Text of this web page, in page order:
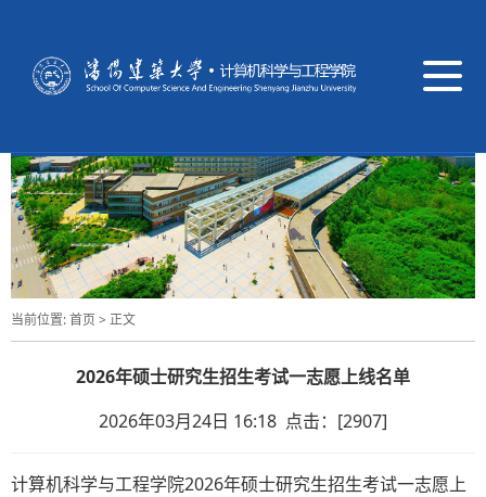
导
航
换
当前位置:首页> 正文
2026年硕士研究生招生考试一志愿上线名单
2026年03月24日 16:18 点击：[2907]
计算机科学与工程学院2026年硕士研究生招生考试一志愿上